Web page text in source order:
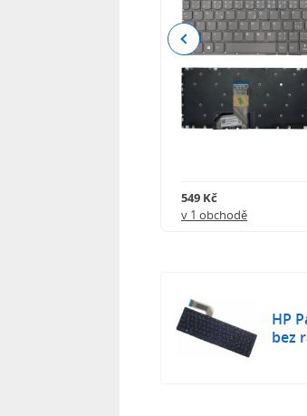
549 Kč
v 1 obchodě
Previous
HP
bez